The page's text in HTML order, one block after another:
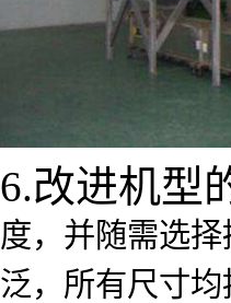
6.改进机型
度，并随需选
泛，所有尺寸